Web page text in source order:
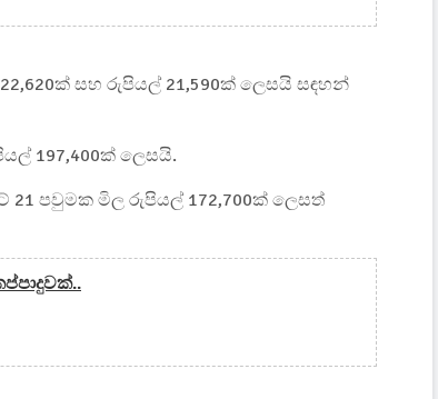
සහ රුපියල් 21,590ක් ලෙසයි සඳහන්
197,400ක් ලෙසයි.
21 පවුමක මිල රුපියල් 172,700ක් ලෙසත්